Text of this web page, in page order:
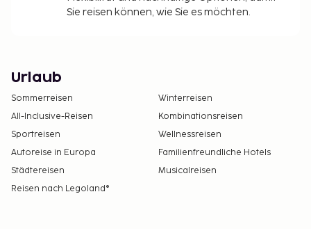
Sie reisen können, wie Sie es möchten.
Urlaub
Sommerreisen
Winterreisen
All-Inclusive-Reisen
Kombinationsreisen
Sportreisen
Wellnessreisen
Autoreise in Europa
Familienfreundliche Hotels
Städtereisen
Musicalreisen
Reisen nach Legoland®